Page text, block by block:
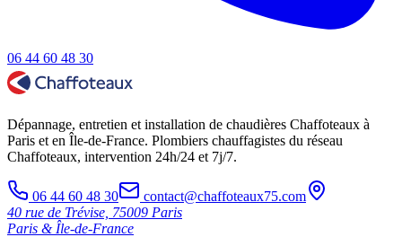
06 44 60 48 30
Dépannage, entretien et installation de chaudières Chaffoteaux à
Paris et en Île-de-France. Plombiers chauffagistes du réseau
Chaffoteaux, intervention 24h/24 et 7j/7.
06 44 60 48 30
contact@chaffoteaux75.com
40 rue de Trévise, 75009 Paris
Paris & Île-de-France